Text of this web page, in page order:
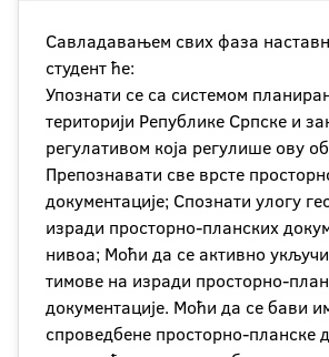
Савладавањем свих фаза
студент ће:
Упознати се са системом
територији Републике Српске и
регулативом која регулише ову
Препознавати све врсте
документације; Спознати улогу
изради просторно-планских
нивоа; Моћи да се активно
тимове на изради просторно-
документације. Моћи да се бави
спроведбене просторно-планске